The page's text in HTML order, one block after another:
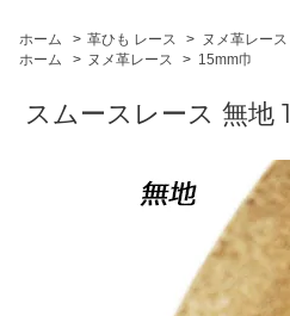
ホーム > 革ひも レース > ヌメ革レース
ホーム
> ヌメ革レース > 15mm巾
スムースレース 無